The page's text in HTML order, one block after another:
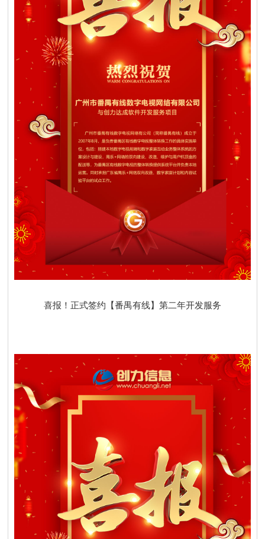
喜报！正式签约【番禺有线】第二年开发服务